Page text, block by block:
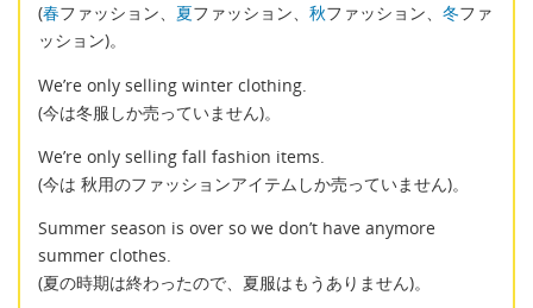
(春ファッション、 夏ファッション、 秋ファッション、 冬ファ
ッション)。
We’re only selling winter clothing.
(今は冬服しか売っていません)。
We’re only selling fall fashion items.
(今は 秋用のファッションアイテムしか売っていません)。
Summer season is over so we don’t have anymore
summer clothes.
(夏の時期は終わったので、夏服はもうありません)。